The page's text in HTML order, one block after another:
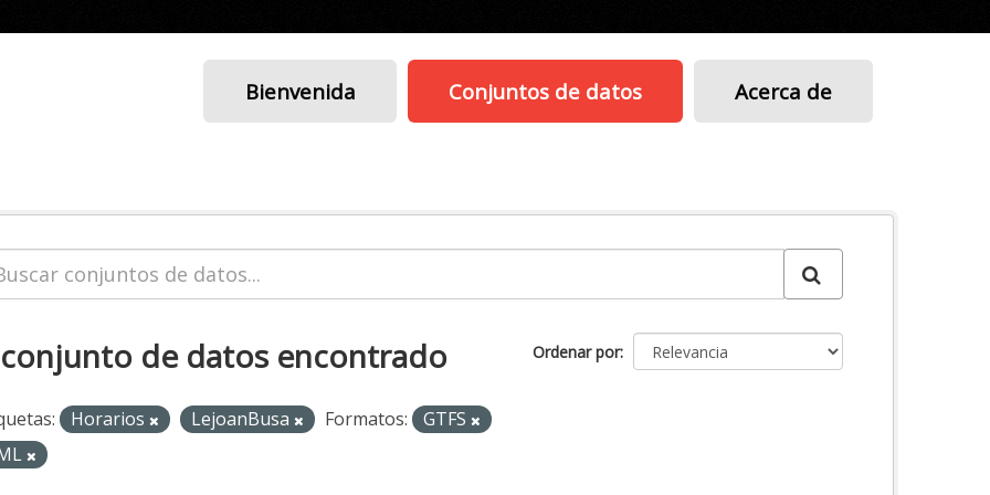
Bienvenida Conjuntos de datos Acerca de
Ordenar por
de datos encontrado
Horarios LejoanBusa Formatos:
GTFS